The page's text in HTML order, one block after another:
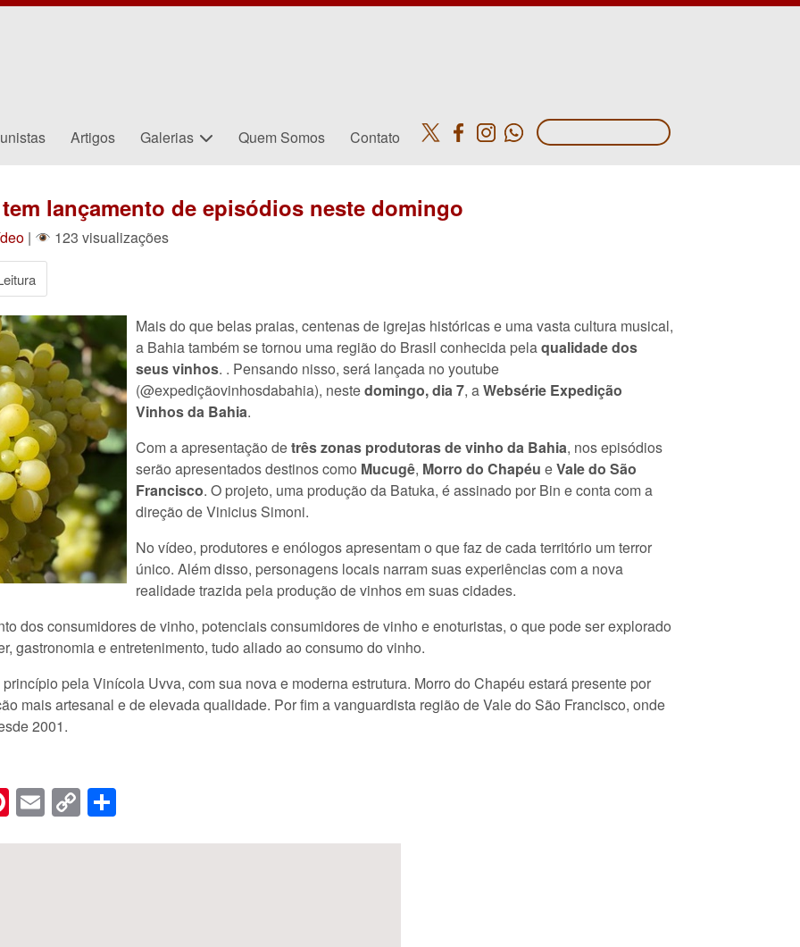
Artigos Galerias Quem Somos Contato
lançamento de episódios neste domingo
| 123 visualizações
Mais do que belas praias, centenas de igrejas históricas e uma vasta cultura musical,
a Bahia também se tornou uma região do Brasil conhecida pelaqualidade dos
seus vinhos. . Pensando nisso, será lançada no youtube
(@expediçãovinhosdabahia), nestedomingo, dia 7, aWebsérie Expedição
Vinhos da Bahia.
Com a apresentação detrês zonas produtoras de vinho da Bahia, nos episódios
serão apresentados destinos como Mucugê, Morro do Chapéu eVale do São
Francisco. O projeto, uma produção da Batuka, é assinado por Bin e conta com a
direção de Vinicius Simoni.
No vídeo, produtores e enólogos apresentam o que faz de cada território um terror
único. Além disso, personagens locais narram suas experiências com a nova
realidade trazida pela produção de vinhos em suas cidades.
dos consumidores de vinho, potenciais consumidores de vinho e enoturistas, o que pode ser explorado
gastronomia e entretenimento, tudo aliado ao consumo do vinho.
pela Vinícola Uvva, com sua nova e moderna estrutura. Morro do Chapéu estará presente por
mais artesanal e de elevada qualidade. Por fim a vanguardista região de Vale do São Francisco, onde
2001.
Pinterest
Email
Copy
Link